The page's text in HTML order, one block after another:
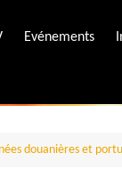
Evénements
douanières et